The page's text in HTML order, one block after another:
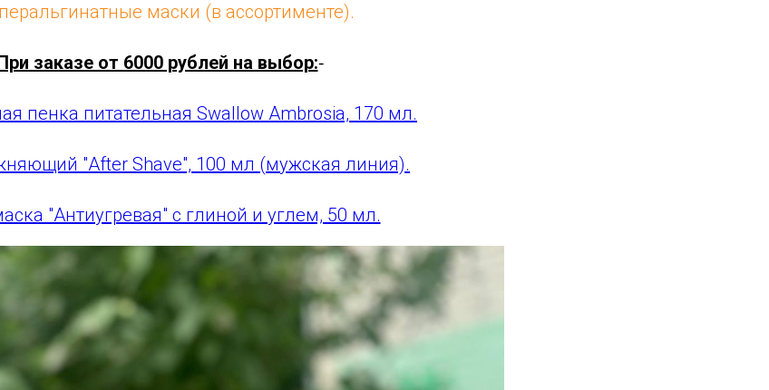
маски (в ассортименте).
заказе от 6000 рублей на выбор:⁃
пенка питательная Swallow Ambrosia, 170 мл.
"After Shave", 100 мл (мужская линия).
"Антиугревая" с глиной и углем, 50 мл.